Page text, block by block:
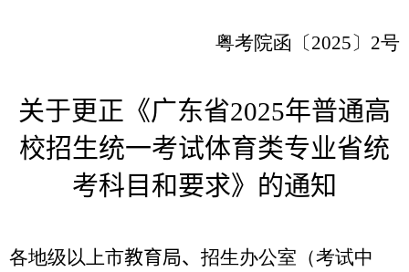
粤考院函〔2025〕 2号
关于更正 《广东省2025年普通高
校招生统一考试体育类专业省统
考科目和要求》 的通知
各地级以上市教育局、 招生办公室（考试中